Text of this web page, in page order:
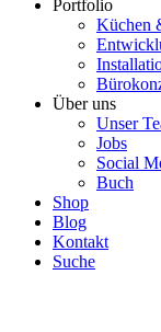
Portfolio
Küchen
Über uns
Unser
Jobs
Social
Buch
Shop
Blog
Kontakt
Suche